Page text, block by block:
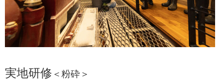
実地研修 ＜粉砕 ＞